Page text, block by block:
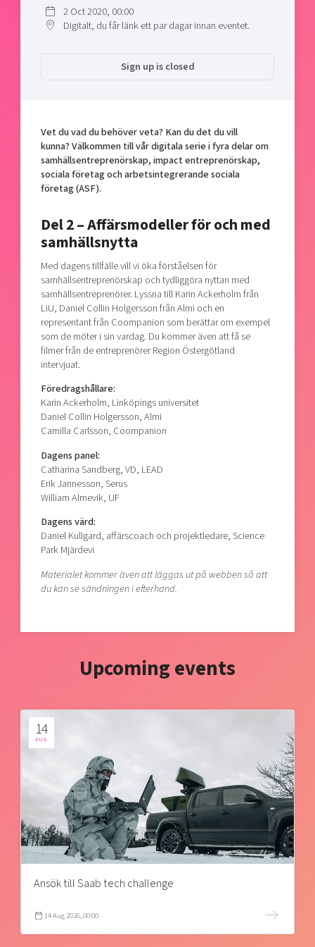
Shaping cities and regions
Current offers and activities
Upscaling
Startup & industry collaboration
Funding opportunities
Our community of companies
Projects
Our clusters
Reach out to us
Today's lunch in Mjärdevi
2 Oct 2020, 00:00
Digitalt, du får länk ett par dagar innan eventet.
Sign up is closed
Vet du vad du behöver veta? Kan du det du vill
kunna? Välkommen till vår digitala serie i fyra delar om
samhällsentreprenörskap, impact entreprenörskap,
sociala företag och arbetsintegrerande sociala
företag (ASF).
Del 2 – Affärsmodeller för och med
samhällsnytta
Med dagens tillfälle vill vi öka förståelsen för
samhällsentreprenörskap och tydliggöra nyttan med
samhällsentreprenörer. Lyssna till Karin Ackerholm från
LiU, Daniel Collin Holgersson från Almi och en
representant från Coompanion som berättar om exempel
som de möter i sin vardag. Du kommer även att få se
filmer från de entreprenörer Region Östergötland
intervjuat.
Föredragshållare:
Karin Ackerholm, Linköpings universitet
Daniel Collin Holgersson, Almi
Camilla Carlsson, Coompanion
Dagens panel:
Catharina Sandberg, VD, LEAD
Erik Jannesson, Serus
William Almevik, UF
Dagens värd:
Daniel Kullgard, affärscoach och projektledare, Science
Park Mjärdevi
Materialet kommer även att läggas ut på webben så att
du kan se sändningen i efterhand.
Upcoming events
14
AUG
Ansök till Saab tech challenge
14 Aug 2026, 00:00